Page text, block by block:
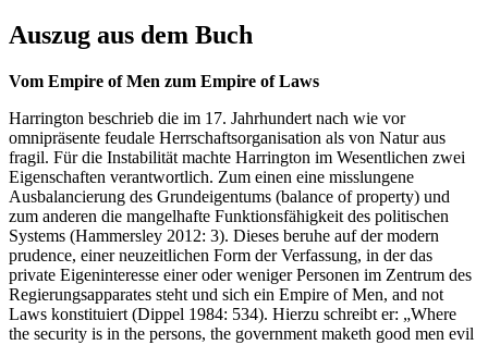
Auszug aus dem Buch
Vom Empire of Men zum Empire of Laws
Harrington beschrieb die im 17. Jahrhundert nach wie vor
omnipräsente feudale Herrschaftsorganisation als von Natur aus
fragil. Für die Instabilität machte Harrington im Wesentlichen zwei
Eigenschaften verantwortlich. Zum einen eine misslungene
Ausbalancierung des Grundeigentums (balance of property) und
zum anderen die mangelhafte Funktionsfähigkeit des politischen
Systems (Hammersley 2012: 3). Dieses beruhe auf der modern
prudence, einer neuzeitlichen Form der Verfassung, in der das
private Eigeninteresse einer oder weniger Personen im Zentrum des
Regierungsapparates steht und sich ein Empire of Men, and not
Laws konstituiert (Dippel 1984: 534). Hierzu schreibt er: „Where
the security is in the persons, the government maketh good men evil